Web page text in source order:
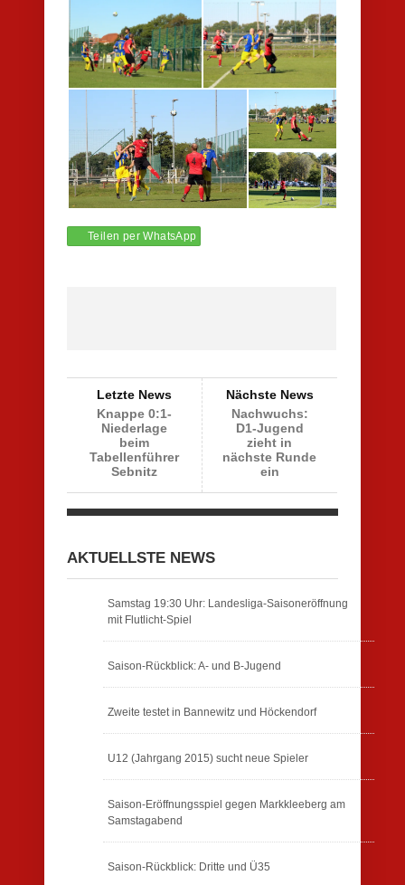
Teilen per WhatsApp
Letzte News
Knappe 0:1-
Niederlage
beim
Tabellenführer
Sebnitz
Nächste News
Nachwuchs:
D1-Jugend
zieht in
nächste Runde
ein
AKTUELLSTE NEWS
Samstag 19:30 Uhr: Landesliga-Saisoneröffnung
mit Flutlicht-Spiel
Saison-Rückblick: A- und B-Jugend
Zweite testet in Bannewitz und Höckendorf
U12 (Jahrgang 2015) sucht neue Spieler
Saison-Eröffnungsspiel gegen Markkleeberg am
Samstagabend
Saison-Rückblick: Dritte und Ü35